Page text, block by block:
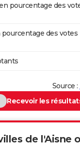
pourcentage des
des votes
Source :
Recevoir les
de l'Aisne